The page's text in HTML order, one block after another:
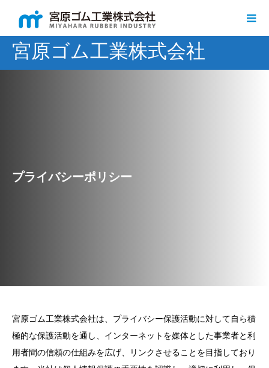
宮原ゴム工業株式会社
プライバシーポリシー
宮原ゴム工業株式会社は、プライバシー保護活動に対して自ら積
極的な保護活動を通し、インターネットを媒体とした事業者と利
用者間の信頼の仕組みを広げ、リンクさせることを目指しており